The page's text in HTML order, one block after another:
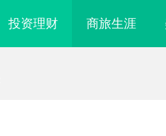
投资理财 商旅生涯